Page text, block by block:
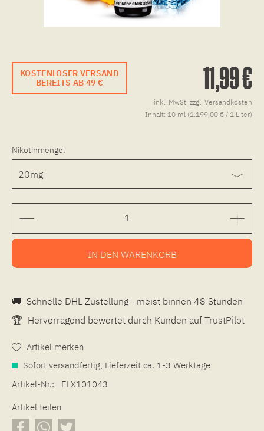
KOSTENLOSER VERSAND
BEREITS AB 49 €
11,99 €
inkl. MwSt. zzgl. Versandkosten
Inhalt: 10 ml (1.199,00 € / 1 Liter)
Nikotinmenge:
IN DEN WARENKORB
🚚 Schnelle DHL Zustellung - meist binnen 48 Stunden
🏆 Hervorragend bewertet durch Kunden auf TrustPilot
Artikel merken
Sofort versandfertig, Lieferzeit ca. 1-3 Werktage
Artikel-Nr.:
ELX101043
Artikel teilen